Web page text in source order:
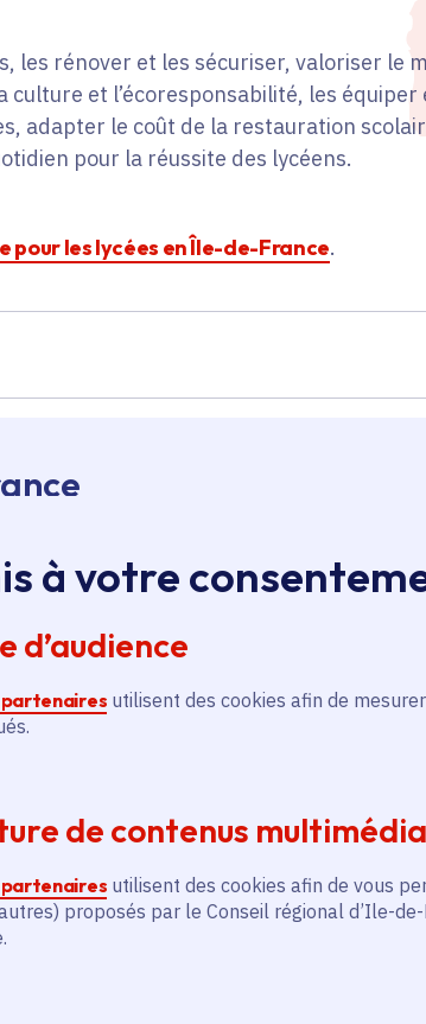
à votre
d’audience
partenaires utilisent des cookies afin de
de contenus multimédia
partenaires utilisent des cookies afin de vous
proposés par le Conseil régional d’Ile-
les rénover et les sécuriser, valoriser le
culture et l’écoresponsabilité, les
adapter le coût de la restauration
pour la réussite des lycéens.
pour les lycées en Île-de-France.
Aménagement des
parvis du lycée et du
complexe sportif
en 2021
savoir plus En